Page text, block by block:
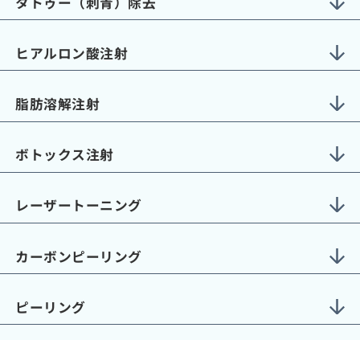
ヒアルロン酸注射
脂肪溶解注射
ボトックス注射
レーザートーニング
カーボンピーリング
ピーリング